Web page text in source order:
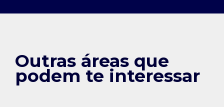
Outras áreas que
podem te interessar